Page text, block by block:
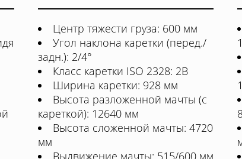
Центр тяжести груза: 600 мм
Угол наклона каретки (перед./
задн.): 2/4°
Класс каретки ISO 2328: 2B
Ширина каретки: 928 мм
Высота разложенной мачты (с
кареткой): 12640 мм
Высота сложенной мачты: 4720
мм
Выдвижение мачты: 515/600 мм